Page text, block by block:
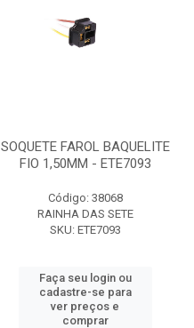
SOQUETE FAROL BAQUELITE
FIO 1,50MM - ETE7093
Código: 38068
RAINHA DAS SETE
SKU: ETE7093
Faça seu login ou
cadastre-se para
ver preços e
comprar